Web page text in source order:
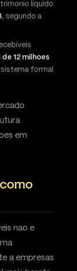
liquido
, segundo a
de 12 milhoes
formal
em
nao e
a empresas